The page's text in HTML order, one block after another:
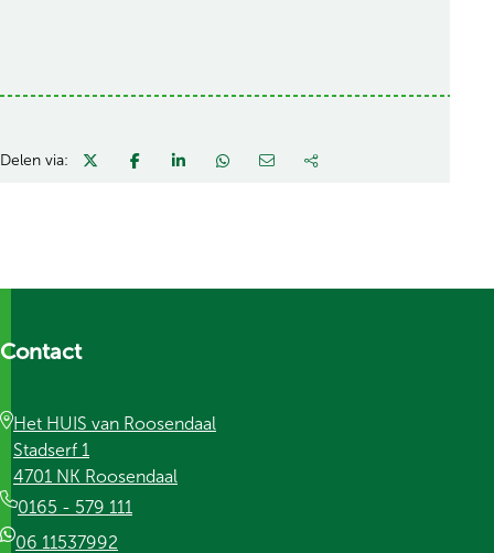
Delen via:
Contact
Het HUIS van Roosendaal
Stadserf 1
4701 NK Roosendaal
0165 - 579 111
06 11537992